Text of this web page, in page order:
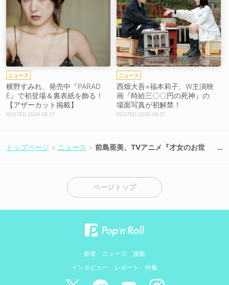
ニュース
横野すみれ、発売中『PARAD
E』で初登場＆裏表紙を飾る！
【アザーカット掲載】
2026.08.07
ニュース
西畑大吾×福本莉子、W主演映
画『時給三〇〇円の死神』の
場面写真が初解禁！
2026.08.07
トップページ ニュース
前島亜美、TVアニメ『才女のお世
ページトップ
新着 ニュース
連載
インタビュー
レポート 特集